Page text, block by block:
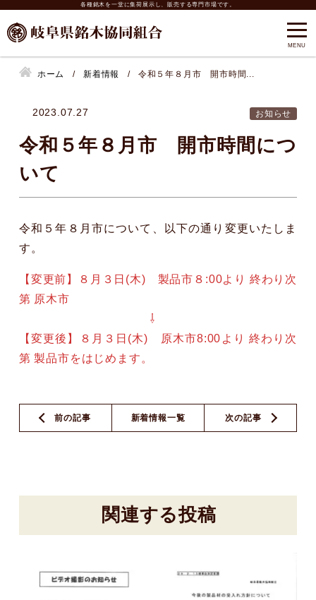
各種銘木を一堂に集荷展示し、販売する専門市場です。
ホーム 新着情報 令和５年８月市 開市時間...
2023.07.27 お知らせ
令和５年８月市 開市時間につ
いて
令和５年８月市について、以下の通り変更いたしま
す。
【変更前】８月３日(木) 製品市８:00より 終わり次
第 原木市
⇩
【変更後】８月３日(木) 原木市8:00より 終わり次
第 製品市をはじめます。
前の記事 次の記事
新着情報一覧
関連する投稿